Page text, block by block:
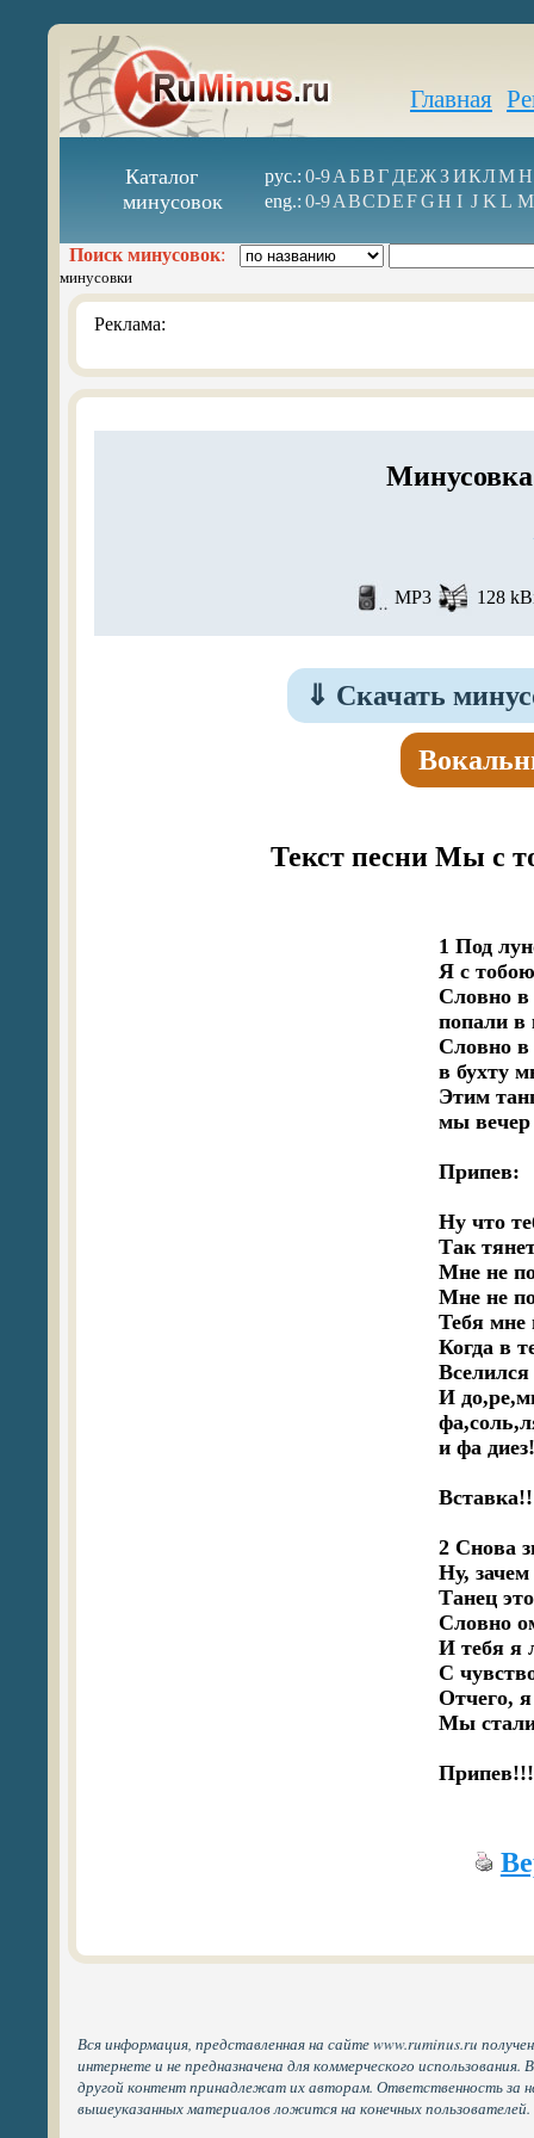
Главная
Каталог
минусовок
рус.: 0-9А БВГ ДЕЖ З ИКЛМН
eng.: 0-9ABCDEFGH I J K L M
Поиск минусовок:
минусовки
Реклама:
MP3 128
⇓ Скачать
Текст песни Мы с
1 Под
Я с
Словно в
попали в
Словно в
в бухту
Этим
мы
Припев:
Ну что
Так
Мне не
Мне не
Тебя мне
Когда в
Вселился
И
и фа
2 Снова
Ну,
Танец
Словно
И тебя я
С
Отчего,
Мы
Вся информация, представленная на сайте www.ruminus.ru
интернете и не предназначена для коммерческого
другой контент принадлежат их авторам. Ответственность за
вышеуказанных материалов ложится на конечных пользователей.